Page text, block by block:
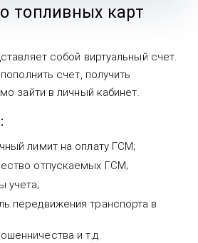
топливных карт
собой виртуальный счет.
счет, получить
зайти в личный кабинет.
лимит на оплату ГСМ;
отпускаемых ГСМ;
учета;
передвижения транспорта в
и т.д.